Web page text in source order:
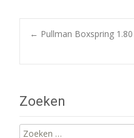
Post
← Pullman Boxspring
Zoeken
Zoeken